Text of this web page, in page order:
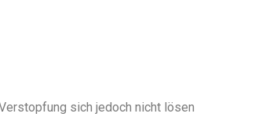
sich jedoch nicht lösen